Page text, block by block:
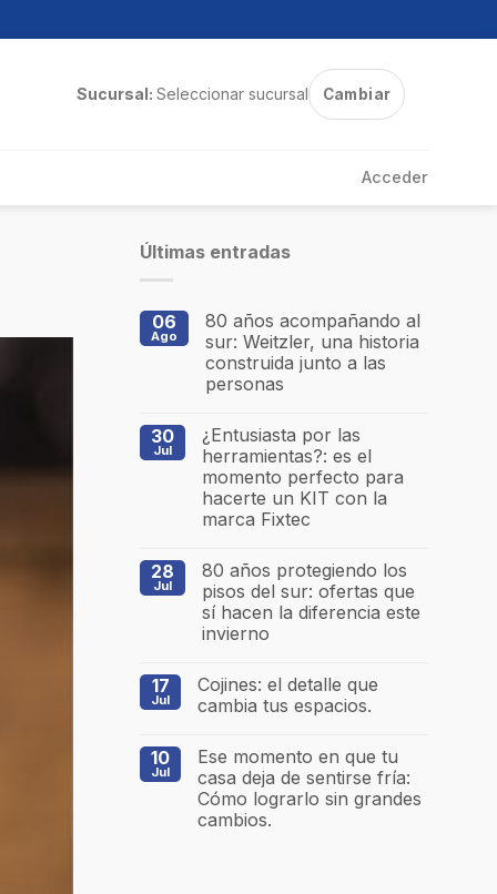
Sucursal: Seleccionar sucursal Cambiar
Acceder
Últimas entradas
06
Ago
80 años acompañando al
sur: Weitzler, una historia
construida junto a las
personas
30
Jul
¿Entusiasta por las
herramientas?: es el
momento perfecto para
hacerte un KIT con la
marca Fixtec
28
Jul
80 años protegiendo los
pisos del sur: ofertas que
sí hacen la diferencia este
invierno
17
Jul
Cojines: el detalle que
cambia tus espacios.
10
Jul
Ese momento en que tu
casa deja de sentirse fría:
Cómo lograrlo sin grandes
cambios.